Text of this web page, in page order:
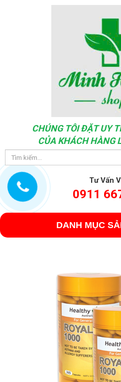
CHÚNG TÔI ĐẶT UY
CỦA KHÁCH HÀNG
Tư Vấn
0911
DANH MỤC